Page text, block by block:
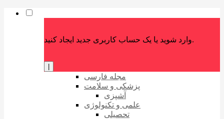
وارد شوید یا یک حساب کاربری جدید ایجاد کنید.
مجله فارسی
پزشکی و سلامت
آشپزی
علمی و تکنولوژی
تحصیلی